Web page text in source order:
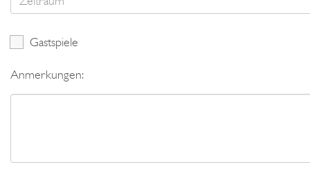
Gastspiele
Anmerkungen: